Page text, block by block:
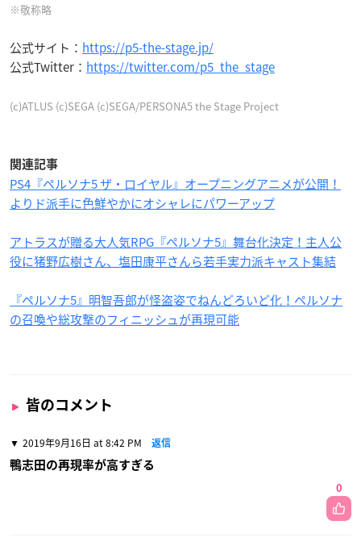
※敬称略
公式サイト： https://p5-the-stage.jp/
公式Twitter： https://twitter.com/p5_the_stage
(c)ATLUS (c)SEGA (c)SEGA/PERSONA5 the Stage Project
関連記事
PS4『ペルソナ5 ザ・ロイヤル』オープニングアニメが公開！
よりド派手に色鮮やかにオシャレにパワーアップ
アトラスが贈る大人気RPG『ペルソナ5』舞台化決定！主人公
役に猪野広樹さん、塩田康平さんら若手実力派キャスト集結
『ペルソナ5』明智吾郎が怪盗姿でねんどろいど化！ペルソナ
の召喚や総攻撃のフィニッシュが再現可能
皆のコメント
2019年9月16日 at 8:42 PM 返信
鴨志田の再現率が高すぎる
0